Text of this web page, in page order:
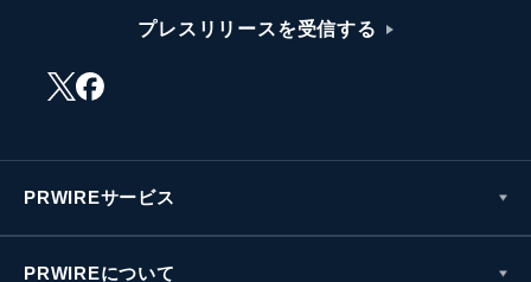
プレスリリースを受信する
PRWIREサービス
PRWIREについて